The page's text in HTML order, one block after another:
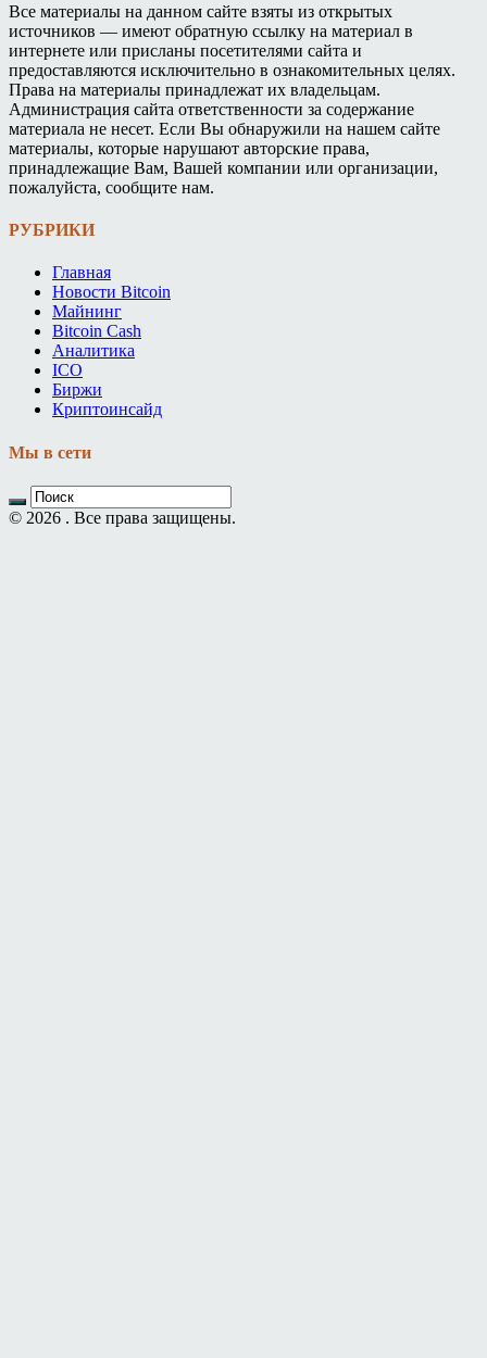
Все материалы на данном сайте взяты из открытых
источников — имеют обратную ссылку на материал в
интернете или присланы посетителями сайта и
предоставляются исключительно в ознакомительных целях.
Права на материалы принадлежат их владельцам.
Администрация сайта ответственности за содержание
материала не несет. Если Вы обнаружили на нашем сайте
материалы, которые нарушают авторские права,
принадлежащие Вам, Вашей компании или организации,
пожалуйста, сообщите нам.
РУБРИКИ
Главная
Новости Bitcoin
Майнинг
Bitcoin Cash
Аналитика
ICO
Биржи
Криптоинсайд
Мы в сети
© 2026 . Все права защищены.